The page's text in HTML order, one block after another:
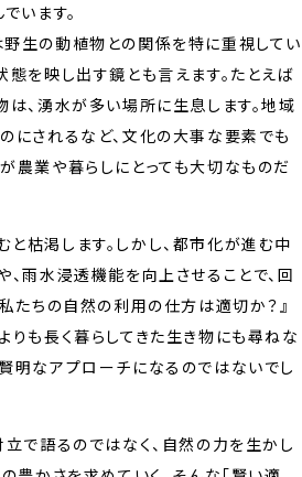
います。
生の動植物との関係を特に重視してい
態を映し出す鏡とも言えます。たとえば
は、湧水が多い場所に生息します。地域
にされるなど、文化の大事な要素でも
農業や暮らしにとっても大切なものだ
枯渇します。しかし、都市化が進む中
、雨水浸透機能を向上させることで、回
私たちの自然の利用の仕方は適切か？』
りも長く暮らしてきた生き物にも尋ねな
明なアプローチになるのではないでし
立で語るのではなく、自然の力を生かし